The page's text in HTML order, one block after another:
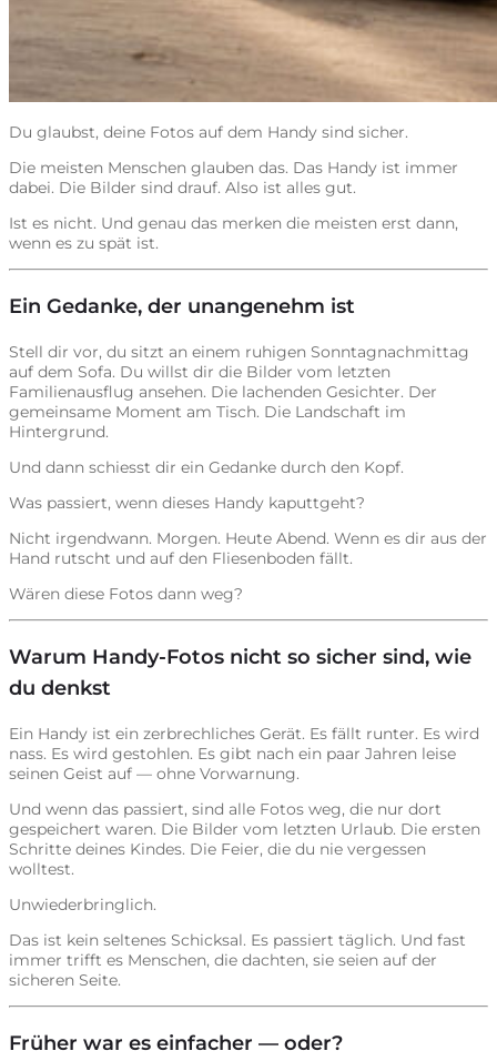
Du glaubst, deine Fotos auf dem Handy sind sicher.
Die meisten Menschen glauben das. Das Handy ist immer
dabei. Die Bilder sind drauf. Also ist alles gut.
Ist es nicht. Und genau das merken die meisten erst dann,
wenn es zu spät ist.
Ein Gedanke, der unangenehm ist
Stell dir vor, du sitzt an einem ruhigen Sonntagnachmittag
auf dem Sofa. Du willst dir die Bilder vom letzten
Familienausflug ansehen. Die lachenden Gesichter. Der
gemeinsame Moment am Tisch. Die Landschaft im
Hintergrund.
Und dann schiesst dir ein Gedanke durch den Kopf.
Was passiert, wenn dieses Handy kaputtgeht?
Nicht irgendwann. Morgen. Heute Abend. Wenn es dir aus der
Hand rutscht und auf den Fliesenboden fällt.
Wären diese Fotos dann weg?
Warum Handy-Fotos nicht so sicher sind, wie
du denkst
Ein Handy ist ein zerbrechliches Gerät. Es fällt runter. Es wird
nass. Es wird gestohlen. Es gibt nach ein paar Jahren leise
seinen Geist auf — ohne Vorwarnung.
Und wenn das passiert, sind alle Fotos weg, die nur dort
gespeichert waren. Die Bilder vom letzten Urlaub. Die ersten
Schritte deines Kindes. Die Feier, die du nie vergessen
wolltest.
Unwiederbringlich.
Das ist kein seltenes Schicksal. Es passiert täglich. Und fast
immer trifft es Menschen, die dachten, sie seien auf der
sicheren Seite.
Früher war es einfacher — oder?